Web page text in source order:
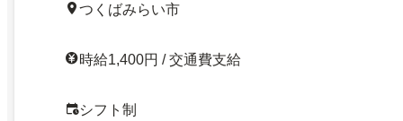
つくばみらい市
時給1,400円 / 交通費支給
シフト制